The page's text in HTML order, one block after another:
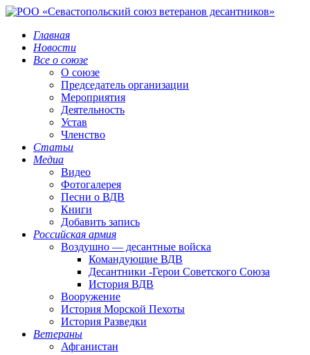
Главная
Новости
Все о союзе
О союзе
Председатель организации
Мероприятия
Деятельность
Устав
Членство
Статьи
Медиа
Видео
Фотогалерея
Песни о ВДВ
Книги
Добавить запись
Российская армия
Воздушно — десантные войска
Командующие ВДВ
Десантники -Герои Советского Союза
История ВДВ
Вооружение
История Морской Пехоты
История Разведки
Ветераны
Афганистан